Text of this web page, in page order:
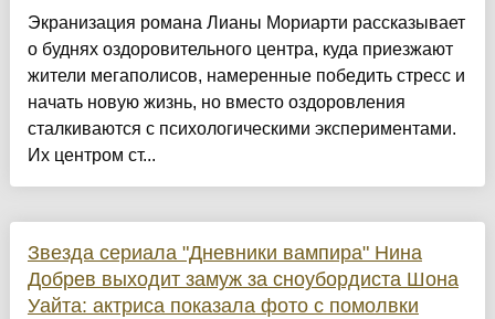
Экранизация романа Лианы Мориарти рассказывает
о буднях оздоровительного центра, куда приезжают
жители мегаполисов, намеренные победить стресс и
начать новую жизнь, но вместо оздоровления
сталкиваются с психологическими экспериментами.
Их центром ст...
Звезда сериала "Дневники вампира" Нина
Добрев выходит замуж за сноубордиста Шона
Уайта: актриса показала фото с помолвки